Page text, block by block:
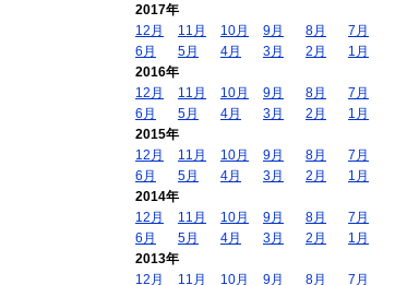
2017年
12月
11月 10月 9月 8月
7月
6月
5月 4月 3月 2月
1月
2016年
12月
11月 10月 9月 8月
7月
6月
5月 4月 3月 2月
1月
2015年
12月
11月 10月 9月 8月
7月
6月
5月 4月 3月 2月
1月
2014年
12月
11月 10月 9月 8月
7月
6月
5月 4月 3月 2月
1月
2013年
12月
11月 10月 9月 8月 7月